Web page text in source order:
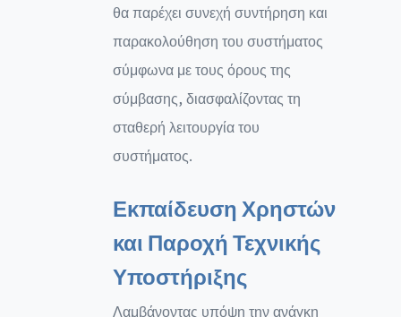
θα παρέχει συνεχή συντήρηση και
παρακολούθηση του συστήματος
σύμφωνα με τους όρους της
σύμβασης, διασφαλίζοντας τη
σταθερή λειτουργία του
συστήματος.
Εκπαίδευση Χρηστών
και Παροχή Τεχνικής
Υποστήριξης
Λαμβάνοντας υπόψη την ανάγκη